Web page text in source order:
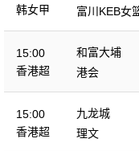
韩女甲
富川KEB女
15:00
香港超
和富大埔
港会
15:00
香港超
九龙城
理文